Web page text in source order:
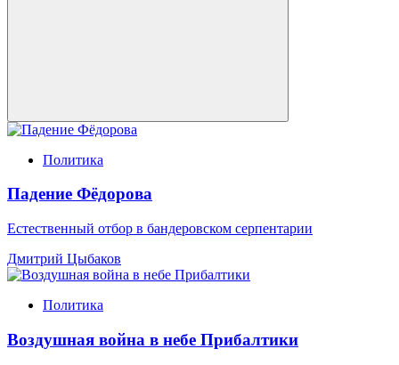
Политика
Падение Фёдорова
Естественный отбор в бандеровском серпентарии
Дмитрий Цыбаков
Политика
Воздушная война в небе Прибалтики